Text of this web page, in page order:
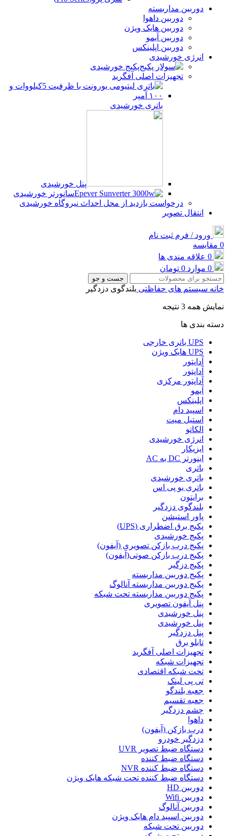
دوربین مداربسته
دوربین داهوا
دوربین هایک ویژن
دوربین آیمو
دوربین اپلینکس
انرژی خورشیدی
پکیج خورشیدی
تجهیزات اصلی آفگرید
باتری خورشیدی
پنل خورشیدی
سانورتر خورشیدی
درخواست بازدید از محل احداث نیروگاه خورشیدی
انتقال تصویر
ورود / فرم ثبت نام
0 مقایسه
0 علاقه مندی ها
0 موارد 0 تومان
جست و جو
خانه سیستم های حفاظتی بلندگوی دزدگیر
نمایش همه 3 نتیجه
دسته بندی ها
UPS باتری خارجی
UPS هایک ویژن
آداپتور
آداپتور
آداپتور مرکزی
آیمو
اپلینکس
اسپید دام
استیل میت
الکاتو
انرژی خورشیدی
ایزیکار
اینورتر DC به AC
باتری
باتری خورشیدی
باتری یو پی اس
برایتون
بلندگوی دزدگیر
پاور استیشن
پکیج برق اضطراری (UPS)
پکیج خورشیدی
پکیج درب بازکن تصویری (آیفون)
پکیج درب بازکن صوتی(آیفون)
پکیج دزگیر
پکیج دوربین مداربسته
پکیج دوربین مداربسته آنالوگ
پکیج دوربین مداربسته تحت شبکه
پنل آیفون تصویری
پنل خورشیدی
پنل خورشیدی
پنل دزدگیر
تابلو برق
تجهیزات اصلی آفگرید
تجهیزات شبکه
تحت شبکه اقتصادی
تی پی لینک
جعبه بلندگو
جعبه تقسیم
چشم دزدگیر
داهوا
درب بازکن (آیفون)
دزدگیر خودرو
دستگاه ضبط تصویر UVR
دستگاه ضبط کننده
دستگاه ضبط کننده NVR
دستگاه ضبط کننده تحت شبکه هایک ویژن
دوربین HD
دوربین Wifi
دوربین آنالوگ
دوربین اسپید دام هایک ویژن
دوربین تحت شبکه